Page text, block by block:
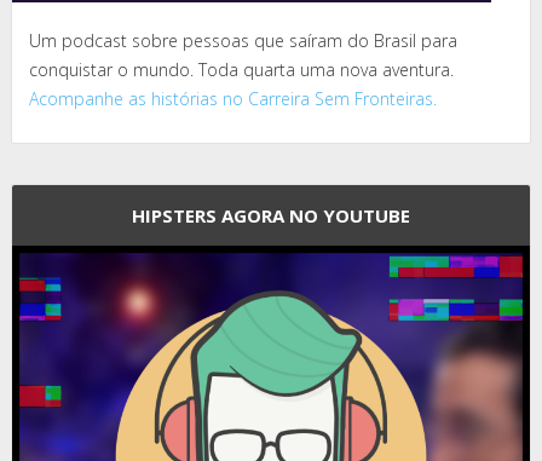
Um podcast sobre pessoas que saíram do Brasil para
conquistar o mundo. Toda quarta uma nova aventura.
Acompanhe as histórias no Carreira Sem Fronteiras.
HIPSTERS AGORA NO YOUTUBE